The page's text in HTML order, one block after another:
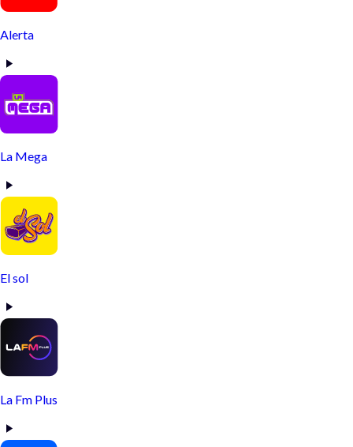
Alerta
La Mega
El sol
La Fm Plus